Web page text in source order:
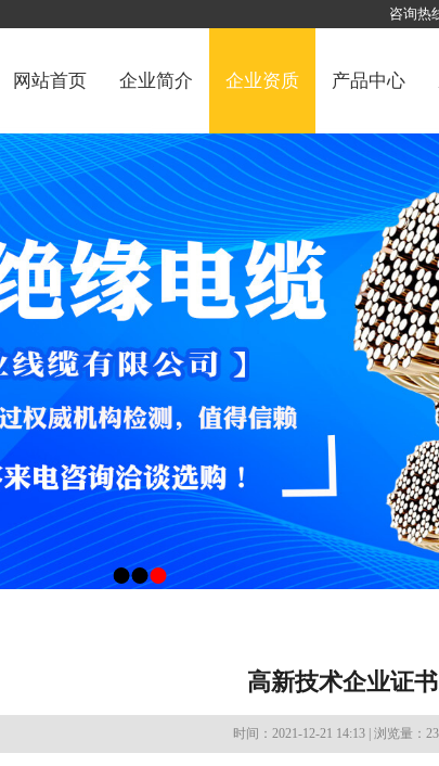
咨询热
网站首页 企业简介 企业资质 产品中心
高新技术企业证书
时间：2021-12-21 14:13 | 浏览量：